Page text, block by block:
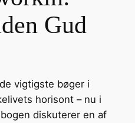
Gud
vigtigste bøger i
horisont – nu i
diskuterer en af